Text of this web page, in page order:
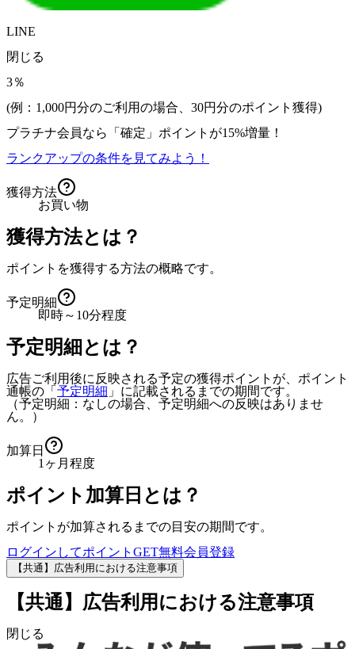
LINE
閉じる
3％
(例：1,000円分のご利用の場合、 30円分のポイント獲得)
プラチナ会員なら
「確定」 ポイントが15%増量！
ランクアップの条件を見てみよう！
獲得方法
お買い物
獲得方法とは？
ポイントを獲得する方法の概略です。
予定明細
即時～10分程度
予定明細とは？
広告ご利用後に反映される予定の獲得ポイントが、ポイント
通帳の「 予定明細 」に記載されるまでの期間です。
（予定明細：なしの場合、予定明細への反映はありませ
ん。）
加算日
1ヶ月程度
ポイント加算日とは？
ポイントが加算されるまでの目安の期間です。
ログインしてポイントGET無料会員登録
【共通】広告利用における注意事項
【共通】広告利用における注意事項
閉じる